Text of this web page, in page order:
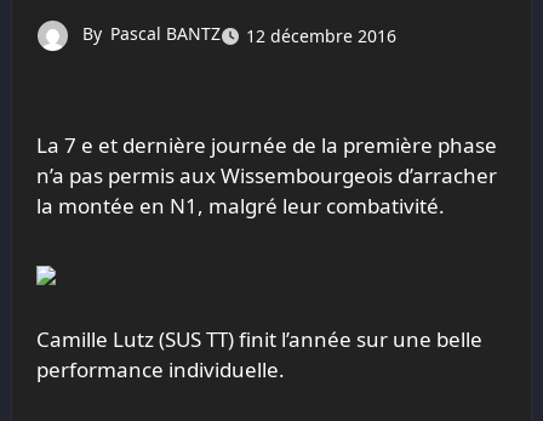
By Pascal BANTZ 12 décembre 2016
La 7 e et dernière journée de la première phase
n’a pas permis aux Wissembourgeois d’arracher
la montée en N1, malgré leur combativité.
Camille Lutz (SUS TT) finit l’année sur une belle
performance individuelle.